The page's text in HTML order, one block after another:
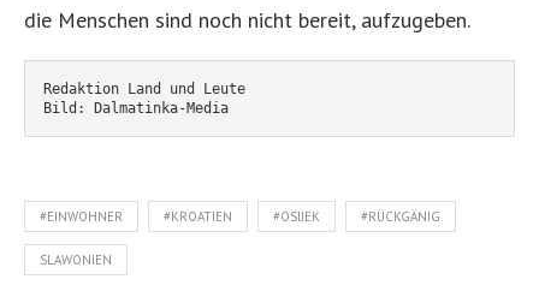
die Menschen sind noch nicht bereit, aufzugeben.
Redaktion Land und Leute
Bild: Dalmatinka-Media
#EINWOHNER #KROATIEN #OSIJEK #RÜCKGÄNIG
SLAWONIEN